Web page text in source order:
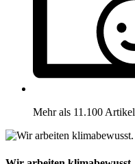
Mehr als 11.100 Artikel